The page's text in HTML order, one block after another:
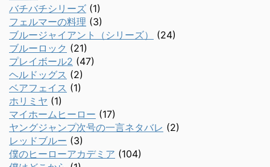
バチバチシリーズ (1)
フェルマーの料理 (3)
ブルージャイアント（シリーズ）
(24)
ブルーロック (21)
プレイボール2 (47)
ヘルドッグス (2)
ベアフェイス (1)
ホリミヤ (1)
マイホームヒーロー (17)
ヤングジャンプ次号の一言ネタバレ (2)
レッドブルー (3)
僕のヒーローアカデミア (104)